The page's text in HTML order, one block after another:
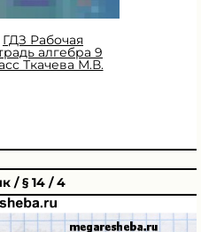
ГДЗ Рабочая
алгебра 9
Ткачева М.В.
/ § 14 / 4